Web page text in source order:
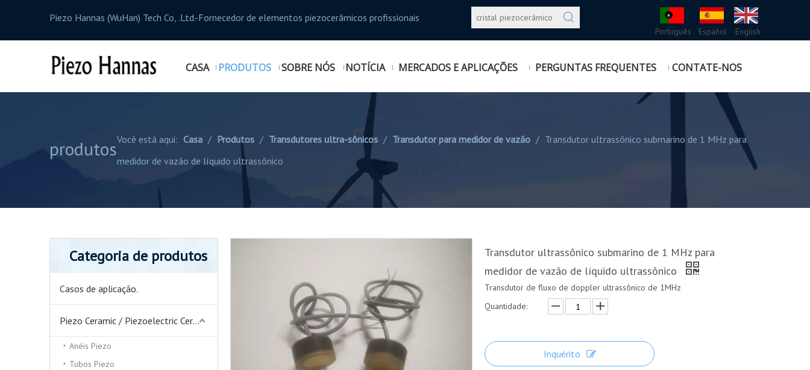
Piezo Hannas (WuHan) Tech Co, .Ltd.-Fornecedor de elementos piezocerâmicos profissionais
Português Español English
CASA PRODUTOS SOBRE NÓS NOTÍCIA MERCADOS E APLICAÇÕES PERGUNTAS FREQUENTES CONTATE-NOS
produtosVocê está aqui: Casa / Produtos / Transdutores ultra-sônicos / Transdutor para medidor de vazão / Transdutor ultrassônico submarino de 1 MHz para
medidor de vazão de líquido ultrassônico
Categoria de produtos
Casos de aplicação.
Piezo Ceramic / Piezoelectric Ceramics
Anéis Piezo
Tubos Piezo
Transdutor ultrassônico submarino de 1 MHz para
medidor de vazão de líquido ultrassônico
Transdutor de fluxo de doppler ultrassônico de 1MHz
Quantidade:
Inquérito